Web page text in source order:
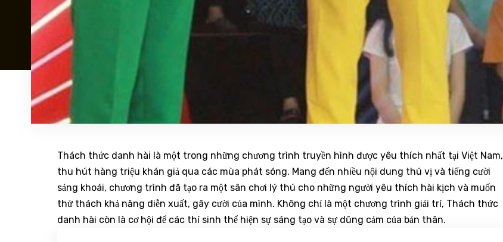
Thách thức danh hài là một trong những chương trình truyền hình được yêu thích nhất tại Việt Nam,
thu hút hàng triệu khán giả qua các mùa phát sóng. Mang đến nhiều nội dung thú vị và tiếng cười
sảng khoái, chương trình đã tạo ra một sân chơi lý thú cho những người yêu thích hài kịch và muốn
thử thách khả năng diễn xuất, gây cười của mình. Không chỉ là một chương trình giải trí, Thách thức
danh hài còn là cơ hội để các thí sinh thể hiện sự sáng tạo và sự dũng cảm của bản thân.